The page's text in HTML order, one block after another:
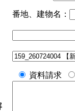
番地、建物名：
資料請求